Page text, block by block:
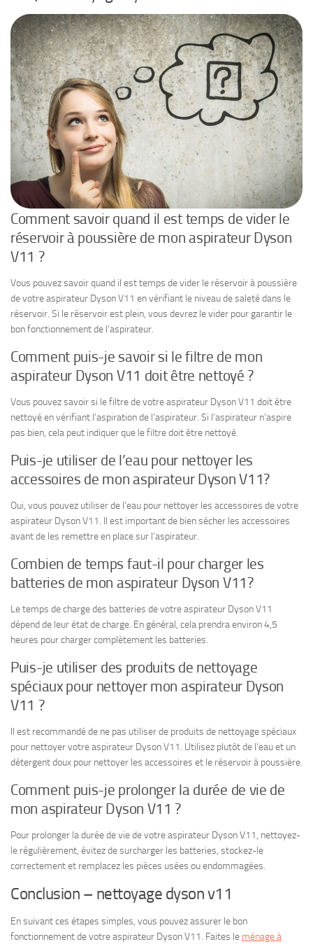
Comment savoir quand il est temps de vider le
réservoir à poussière de mon aspirateur Dyson
V11 ?
Vous pouvez savoir quand il est temps de vider le réservoir à poussière
de votre aspirateur Dyson V11 en vérifiant le niveau de saleté dans le
réservoir. Si le réservoir est plein, vous devrez le vider pour garantir le
bon fonctionnement de l’aspirateur.
Comment puis-je savoir si le filtre de mon
aspirateur Dyson V11 doit être nettoyé ?
Vous pouvez savoir si le filtre de votre aspirateur Dyson V11 doit être
nettoyé en vérifiant l’aspiration de l’aspirateur. Si l’aspirateur n’aspire
pas bien, cela peut indiquer que le filtre doit être nettoyé.
Puis-je utiliser de l’eau pour nettoyer les
accessoires de mon aspirateur Dyson V11?
Oui, vous pouvez utiliser de l’eau pour nettoyer les accessoires de votre
aspirateur Dyson V11. Il est important de bien sécher les accessoires
avant de les remettre en place sur l’aspirateur.
Combien de temps faut-il pour charger les
batteries de mon aspirateur Dyson V11?
Le temps de charge des batteries de votre aspirateur Dyson V11
dépend de leur état de charge. En général, cela prendra environ 4,5
heures pour charger complètement les batteries.
Puis-je utiliser des produits de nettoyage
spéciaux pour nettoyer mon aspirateur Dyson
V11 ?
Il est recommandé de ne pas utiliser de produits de nettoyage spéciaux
pour nettoyer votre aspirateur Dyson V11. Utilisez plutôt de l’eau et un
détergent doux pour nettoyer les accessoires et le réservoir à poussière.
Comment puis-je prolonger la durée de vie de
mon aspirateur Dyson V11 ?
Pour prolonger la durée de vie de votre aspirateur Dyson V11, nettoyez-
le régulièrement, évitez de surcharger les batteries, stockez-le
correctement et remplacez les pièces usées ou endommagées.
Conclusion – nettoyage dyson v11
En suivant ces étapes simples, vous pouvez assurer le bon
fonctionnement de votre aspirateur Dyson V11. Faites le ménage à